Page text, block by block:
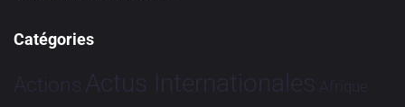
Catégories
Actions Actus Internationales Afrique